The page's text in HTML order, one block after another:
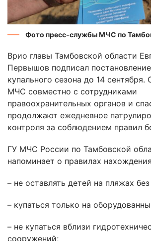
Фото пресс-службы МЧС по
Врио главы Тамбовской области
Первышов подписал
купального сезона до 14 сентября.
МЧС совместно с сотрудниками
правоохранительных органов и
продолжают ежедневное
контроля за соблюдением правил
ГУ МЧС России по Тамбовской
напоминает о правилах
– не оставлять детей на пляжах
– купаться только на
– не купаться вблизи
сооружений;